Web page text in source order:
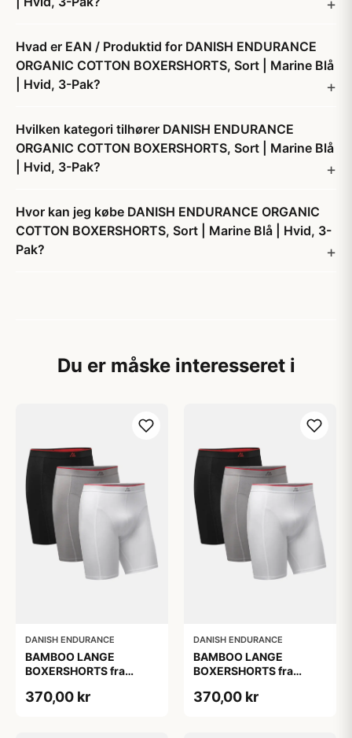
Hvad er EAN / Produktid for DANISH ENDURANCE
ORGANIC COTTON BOXERSHORTS, Sort | Marine Blå
| Hvid, 3-Pak?
Hvilken kategori tilhører DANISH ENDURANCE
ORGANIC COTTON BOXERSHORTS, Sort | Marine Blå
| Hvid, 3-Pak?
Hvor kan jeg købe DANISH ENDURANCE ORGANIC
COTTON BOXERSHORTS, Sort | Marine Blå | Hvid, 3-
Pak?
Du er måske interesseret i
DANISH ENDURANCE
BAMBOO LANGE
BOXERSHORTS fra
Sort/Rød | Grå | Hvid 3-
370,00 kr
DANISH ENDURANCE
BAMBOO LANGE
BOXERSHORTS fra
Sort/Rød | Grå | Hvid 3-
370,00 kr